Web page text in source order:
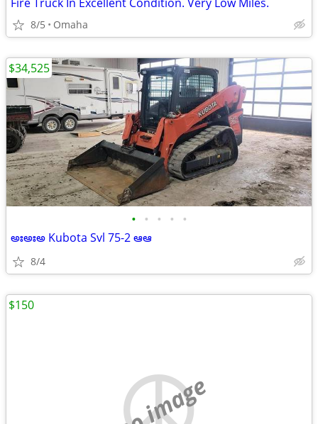
8/5 Omaha
• • • • •
అఃఅఃఅ Kubota Svl 75-2 ఆఆ
8/4
$34,525
no image
$150